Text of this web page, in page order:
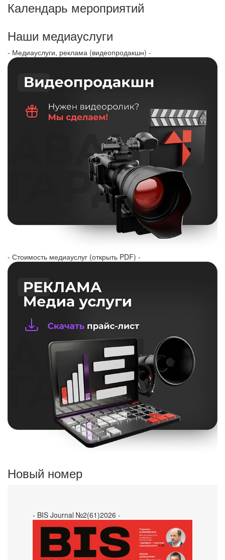
Календарь мероприятий
Наши медиауслуги
- Медиауслуги, реклама (видеопродакшн) -
- Стоимость медиауслуг (открыть PDF) -
Новый номер
- BIS Journal №2(61)2026 -